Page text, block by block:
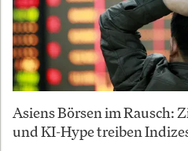
Asiens Börsen im Rausch:
und KI-Hype treiben